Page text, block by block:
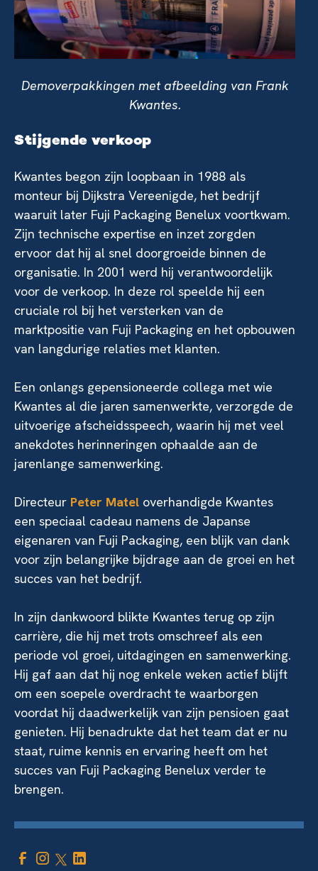
Demoverpakkingen met afbeelding van Frank
Kwantes.
Stijgende verkoop
Kwantes begon zijn loopbaan in 1988 als
monteur bij Dijkstra Vereenigde, het bedrijf
waaruit later Fuji Packaging Benelux voortkwam.
Zijn technische expertise en inzet zorgden
ervoor dat hij al snel doorgroeide binnen de
organisatie. In 2001 werd hij verantwoordelijk
voor de verkoop. In deze rol speelde hij een
cruciale rol bij het versterken van de
marktpositie van Fuji Packaging en het opbouwen
van langdurige relaties met klanten.
Een onlangs gepensioneerde collega met wie
Kwantes al die jaren samenwerkte, verzorgde de
uitvoerige afscheidsspeech, waarin hij met veel
anekdotes herinneringen ophaalde aan de
jarenlange samenwerking.
Directeur Peter Matel overhandigde Kwantes
een speciaal cadeau namens de Japanse
eigenaren van Fuji Packaging, een blijk van dank
voor zijn belangrijke bijdrage aan de groei en het
succes van het bedrijf.
In zijn dankwoord blikte Kwantes terug op zijn
carrière, die hij met trots omschreef als een
periode vol groei, uitdagingen en samenwerking.
Hij gaf aan dat hij nog enkele weken actief blijft
om een soepele overdracht te waarborgen
voordat hij daadwerkelijk van zijn pensioen gaat
genieten. Hij benadrukte dat het team dat er nu
staat, ruime kennis en ervaring heeft om het
succes van Fuji Packaging Benelux verder te
brengen.